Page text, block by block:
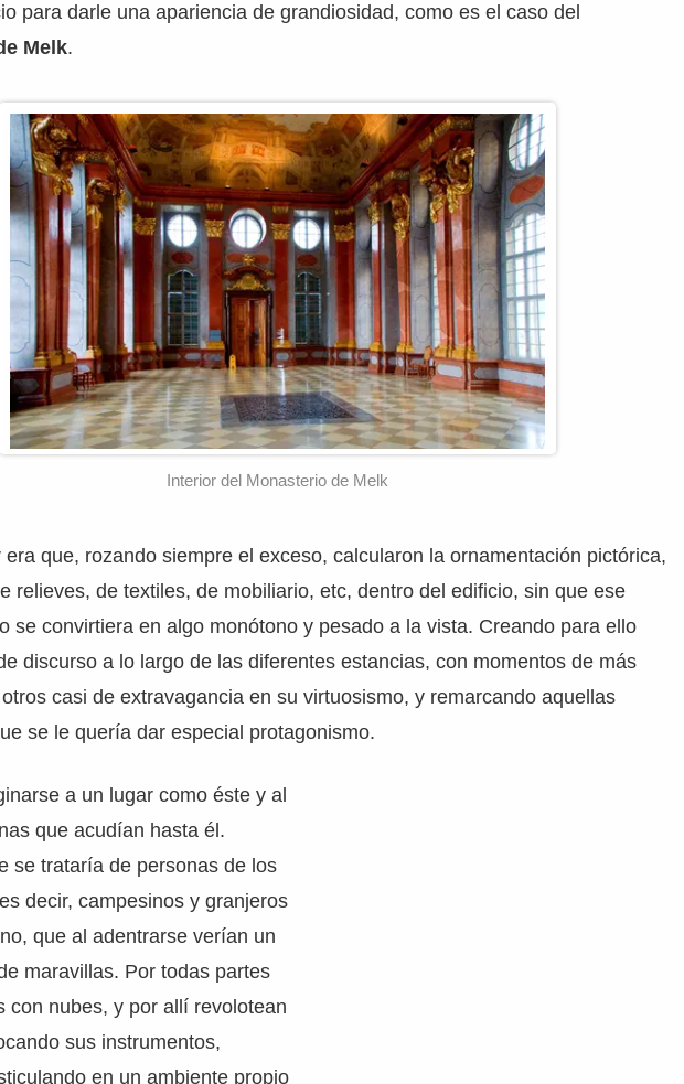
para darle una apariencia de grandiosidad, como es el caso del
Melk.
Interior del Monasterio de Melk
era que, rozando siempre el exceso, calcularon la ornamentación pictórica,
relieves, de textiles, de mobiliario, etc, dentro del edificio, sin que ese
se convirtiera en algo monótono y pesado a la vista. Creando para ello
discurso a lo largo de las diferentes estancias, con momentos de más
casi de extravagancia en su virtuosismo, y remarcando aquellas
se le quería dar especial protagonismo.
a un lugar como éste y al
que acudían hasta él.
se trataría de personas de los
decir, campesinos y granjeros
que al adentrarse verían un
maravillas. Por todas partes
con nubes, y por allí revolotean
sus instrumentos,
en un ambiente propio